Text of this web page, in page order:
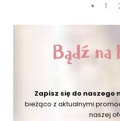
« 1
Bądź na
Zapisz się do naszego
bieżąco z aktualnymi
naszej